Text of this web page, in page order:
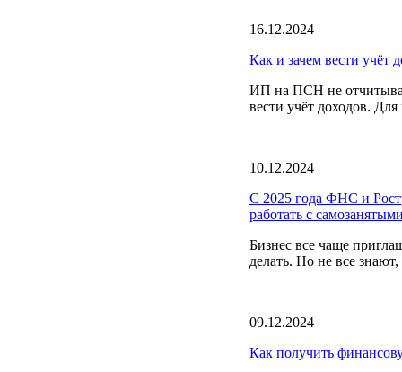
16.12.2024
Как и зачем вести учёт
ИП на ПСН не
вести учёт доходов.
10.12.2024
С 2025 года ФНС и
работать с
Бизнес все чаще
делать. Но не все
09.12.2024
Как получить